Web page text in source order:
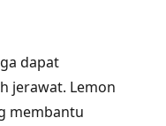
dapat
jerawat. Lemon
membantu